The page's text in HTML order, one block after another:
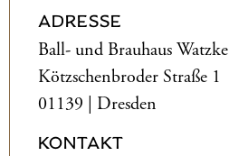
ADRESSE
Ball- und­ Brauhaus Watzke
Kötzschenbroder Straße 1
01139 | Dresden
KONTAKT